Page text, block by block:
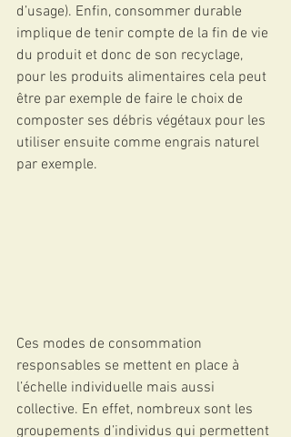
d’usage). Enfin, consommer durable
implique de tenir compte de la fin de vie
du produit et donc de son recyclage,
pour les produits alimentaires cela peut
être par exemple de faire le choix de
composter ses débris végétaux pour les
utiliser ensuite comme engrais naturel
par exemple.
Ces modes de consommation
responsables se mettent en place à
l’échelle individuelle mais aussi
collective. En effet, nombreux sont les
groupements d’individus qui permettent